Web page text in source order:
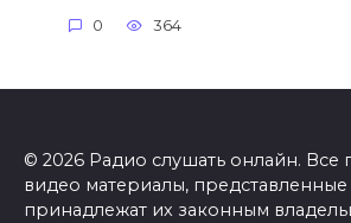
0 364
© 2026 Радио слушать онлайн. Все
видео материалы,
принадлежат их законным